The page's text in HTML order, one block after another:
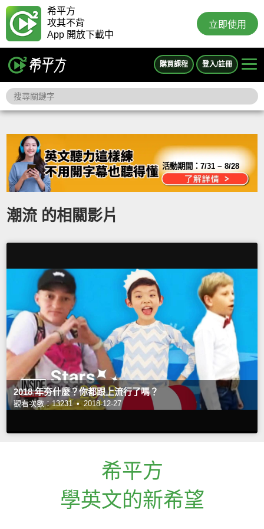
希平方
攻其不背
App 開放下載中
立即使用
購買課程 登入/註冊
活動期間：7/31 ~ 8/28
潮流 的相關影片
2018 年夯什麼？你都跟上流行了嗎？
觀看次數：13231 • 2018-12-27
希平方
學英文的新希望